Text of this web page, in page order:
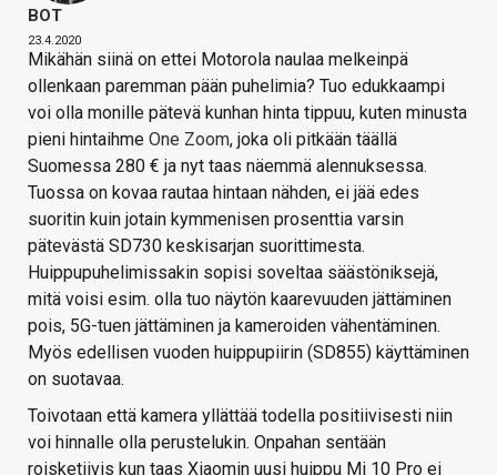
BOT
23.4.2020
Mikähän siinä on ettei Motorola naulaa melkeinpä
ollenkaan paremman pään puhelimia? Tuo edukkaampi
voi olla monille pätevä kunhan hinta tippuu, kuten minusta
pieni hintaihme One Zoom, joka oli pitkään täällä
Suomessa 280 € ja nyt taas näemmä alennuksessa.
Tuossa on kovaa rautaa hintaan nähden, ei jää edes
suoritin kuin jotain kymmenisen prosenttia varsin
pätevästä SD730 keskisarjan suorittimesta.
Huippupuhelimissakin sopisi soveltaa säästöniksejä,
mitä voisi esim. olla tuo näytön kaarevuuden jättäminen
pois, 5G-tuen jättäminen ja kameroiden vähentäminen.
Myös edellisen vuoden huippupiirin (SD855) käyttäminen
on suotavaa.
Toivotaan että kamera yllättää todella positiivisesti niin
voi hinnalle olla perustelukin. Onpahan sentään
roisketiivis kun taas Xiaomin uusi huippu Mi 10 Pro ei